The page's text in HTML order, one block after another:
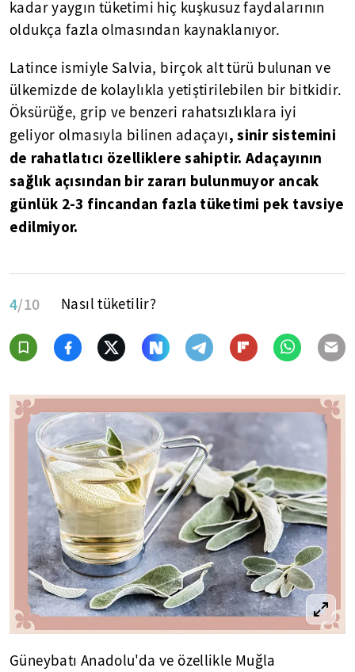
kadar yaygın tüketimi hiç kuşkusuz faydalarının
oldukça fazla olmasından kaynaklanıyor.
Latince ismiyle Salvia, birçok alt türü bulunan ve
ülkemizde de kolaylıkla yetiştirilebilen bir bitkidir.
Öksürüğe, grip ve benzeri rahatsızlıklara iyi
geliyor olmasıyla bilinen adaçayı, sinir sistemini
de rahatlatıcı özelliklere sahiptir. Adaçayının
sağlık açısından bir zararı bulunmuyor ancak
günlük 2-3 fincandan fazla tüketimi pek tavsiye
edilmiyor.
4/10 Nasıl tüketilir?
Güneybatı Anadolu'da ve özellikle Muğla